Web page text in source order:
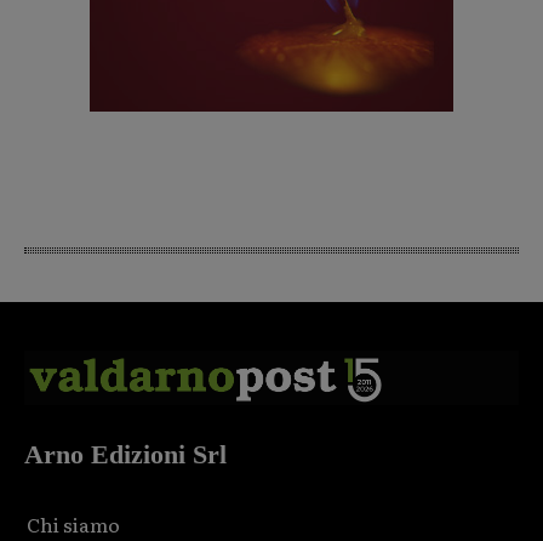
Arno Edizioni Srl
Chi siamo